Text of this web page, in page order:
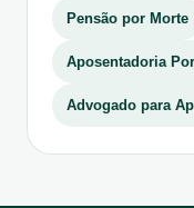
Pensão por Morte
Aposentadoria
Advogado para